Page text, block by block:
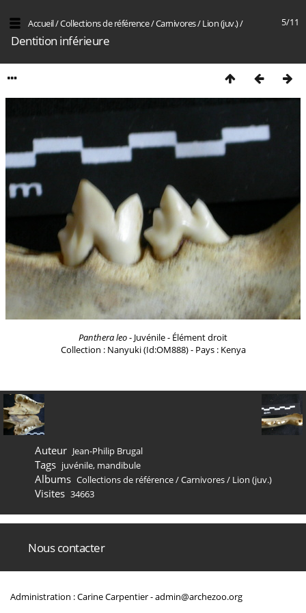
5/11
Accueil/Collections de référence/Carnivores/Lion (juv.)/
Dentition inférieure
Panthera leo- Juvénile - Élément droit
Collection : Nanyuki (Id:OM888) - Pays : Kenya
Auteur Jean-Philip Brugal
Tags juvénile, mandibule
Albums Collections de référence/Carnivores/ Lion (juv.)
Visites 34663
Nous contacter
Administration : Carine Carpentier -admin@archezoo.org